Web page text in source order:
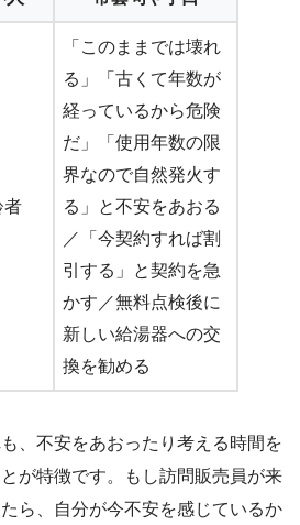
者
「このままでは壊れ
る」「古くて年数が
経っているから危険
だ」「使用年数の限
界なので自然発火す
る」と不安をあおる
／「今契約すれば割
引する」と契約を急
かす／無料点検後に
新しい給湯器への交
換を勧める
、不安をあおったり考える時間を
が特徴です。もし訪問販売員が来
ら、自分が今不安を感じているか